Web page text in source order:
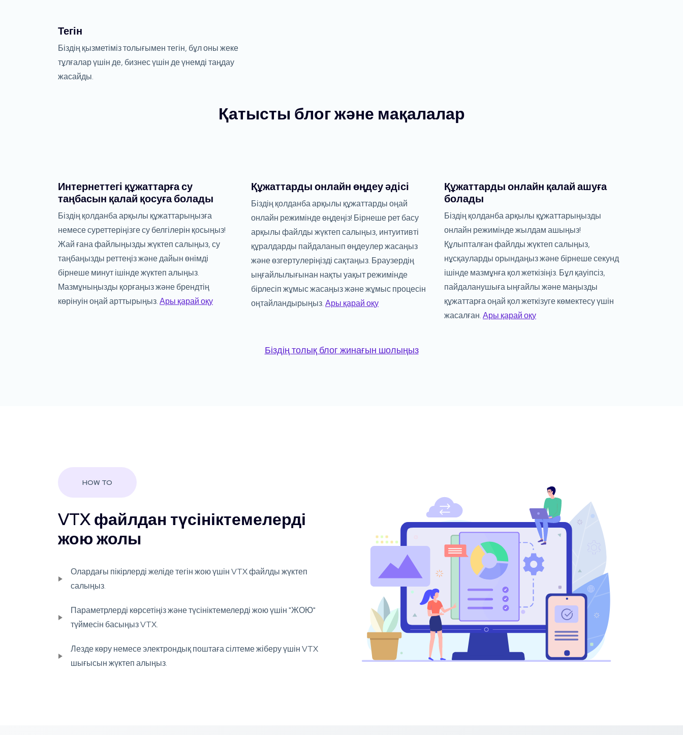
Тегін
Біздің қызметіміз толығымен тегін, бұл оны жеке
тұлғалар үшін де, бизнес үшін де үнемді таңдау
жасайды.
Қатысты блог және мақалалар
Интернеттегі құжаттарға су
таңбасын қалай қосуға болады
Біздің қолданба арқылы құжаттарыңызға
немесе суреттеріңізге су белгілерін қосыңыз!
Жай ғана файлыңызды жүктеп салыңыз, су
таңбаңызды реттеңіз және дайын өнімді
бірнеше минут ішінде жүктеп алыңыз.
Мазмұныңызды қорғаңыз және брендтің
көрінуін оңай арттырыңыз.Ары қарай оқу
Құжаттарды онлайн өңдеу әдісі
Біздің қолданба арқылы құжаттарды оңай
онлайн режимінде өңдеңіз! Бірнеше рет басу
арқылы файлды жүктеп салыңыз, интуитивті
құралдарды пайдаланып өңдеулер жасаңыз
және өзгертулеріңізді сақтаңыз. Браузердің
ыңғайлылығынан нақты уақыт режимінде
бірлесіп жұмыс жасаңыз және жұмыс процесін
оңтайландырыңыз.Ары қарай оқу
Құжаттарды онлайн қалай ашуға
болады
Біздің қолданба арқылы құжаттарыңызды
онлайн режимінде жылдам ашыңыз!
Құлыпталған файлды жүктеп салыңыз,
нұсқауларды орындаңыз және бірнеше секунд
ішінде мазмұнға қол жеткізіңіз. Бұл қауіпсіз,
пайдаланушыға ыңғайлы және маңызды
құжаттарға оңай қол жеткізуге көмектесу үшін
жасалған.Ары қарай оқу
Біздің толық блог жинағын шолыңыз
HOW TO
VTX файлдан түсініктемелерді
жою жолы
Олардағы пікірлерді желіде тегін жою үшін VTX файлды жүктеп
салыңыз.
Параметрлерді көрсетіңіз және түсініктемелерді жою үшін "ЖОЮ"
түймесін басыңыз VTX.
Лезде көру немесе электрондық поштаға сілтеме жіберу үшін VTX
шығысын жүктеп алыңыз.